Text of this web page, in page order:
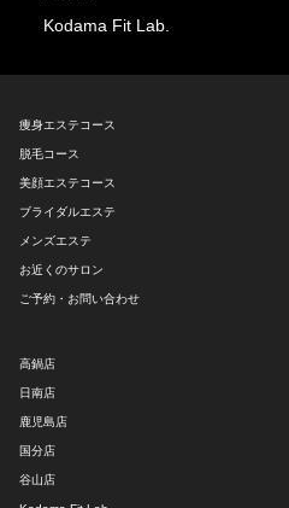
Kodama Fit Lab.
痩身エステコース
脱毛コース
美顔エステコース
ブライダルエステ
メンズエステ
お近くのサロン
ご予約・お問い合わせ
高鍋店
日南店
鹿児島店
国分店
谷山店